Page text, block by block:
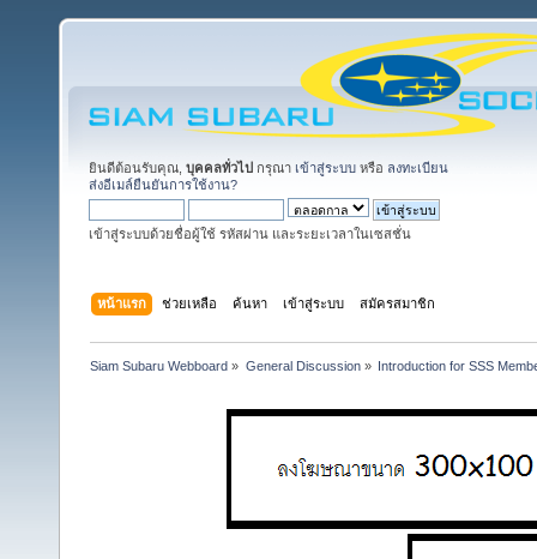
ยินดีต้อนรับคุณ, บุคคลทั่วไป กรุณา เข้าสู่ระบบ หรือ ลงทะเบียน
ส่งอีเมล์ยืนยันการใช้งาน?
เข้าสู่ระบบด้วยชื่อผู้ใช้ รหัสผ่าน และระยะเวลาในเซสชั่น
หน้าแรก ช่วยเหลือ ค้นหา เข้าสู่ระบบ สมัครสมาชิก
Siam Subaru Webboard » General Discussion» Introduction for SSS